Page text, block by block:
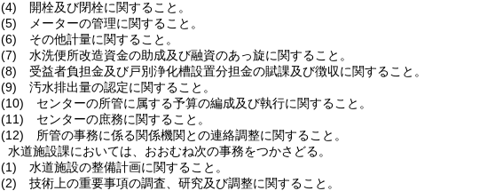
(4)
開栓及び閉栓に関すること。
(5)
メーターの管理に関すること。
(6)
その他計量に関すること。
(7)
水洗便所改造資金の助成及び融資のあっ旋に関すること。
(8)
受益者負担金及び戸別浄化槽設置分担金の賦課及び徴収に関すること。
(9)
汚水排出量の認定に関すること。
(10)
センターの所管に属する予算の編成及び執行に関すること。
(11)
センターの庶務に関すること。
(12)
所管の事務に係る関係機関との連絡調整に関すること。
水道施設課においては、おおむね次の事務をつかさどる。
(1)
水道施設の整備計画に関すること。
(2)
技術上の重要事項の調査、研究及び調整に関すること。